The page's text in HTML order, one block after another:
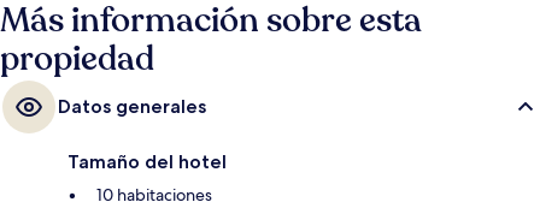
Más información sobre esta
propiedad
Datos generales
Tamaño del hotel
10 habitaciones